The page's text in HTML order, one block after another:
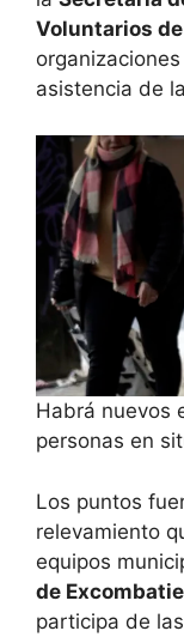
Voluntarios
asistencia de
Habrá nuevos
personas en
Los puntos
relevamiento
equipos
de
participa de